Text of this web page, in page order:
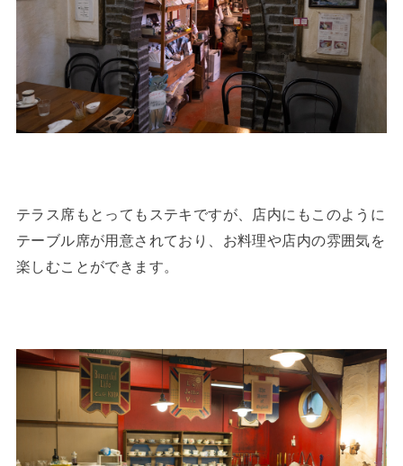
テラス席もとってもステキですが、店内にもこのように
テーブル席が用意されており、お料理や店内の雰囲気を
楽しむことができます。